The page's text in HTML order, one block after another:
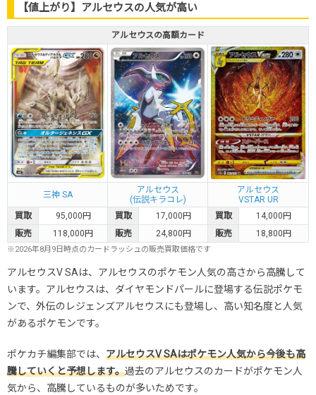
【値上がり】アルセウスの人気が高い
アルセウスの高額カード
三神 SA
アルセウス
(伝説キラコレ)
アルセウス
VSTAR UR
買取
95,000円 買取 17,000円 買取
14,000円
販売
118,000円 販売 24,800円 販売 18,800円
※2026年8月9日時点のカードラッシュの販売買取価格です
アルセウスV SAは、アルセウスのポケモン人気の高さから高騰して
います。アルセウスは、ダイヤモンドパールに登場する伝説ポケモ
ンで、外伝のレジェンズアルセウスにも登場し、高い知名度と人気
があるポケモンです。
ポケカチ編集部では、 アルセウスV SAはポケモン人気から今後も高
騰していくと予想します。過去のアルセウスのカードがポケモン人
気から、高騰しているものが多いためです。